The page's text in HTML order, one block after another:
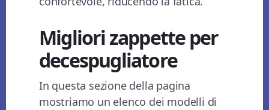
Migliori zappette per
decespugliatore
In questa sezione della pagina
mostriamo un elenco dei modelli di